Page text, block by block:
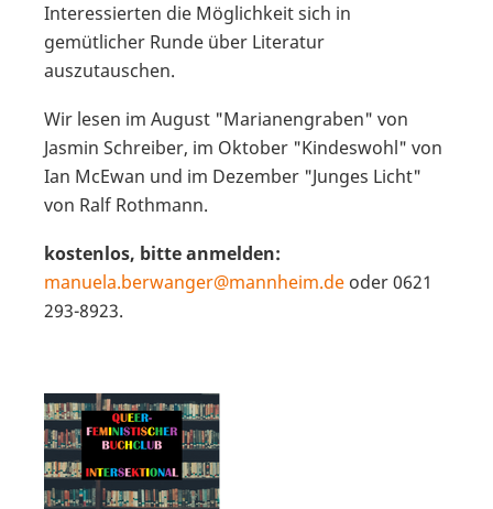
Interessierten die Möglichkeit sich in
gemütlicher Runde über Literatur
auszutauschen.
Wir lesen im August "Marianengraben" von
Jasmin Schreiber, im Oktober "Kindeswohl" von
Ian McEwan und im Dezember "Junges Licht"
von Ralf Rothmann.
kostenlos, bitte anmelden:
manuela.berwanger@mannheim.de oder 0621
293-8923.